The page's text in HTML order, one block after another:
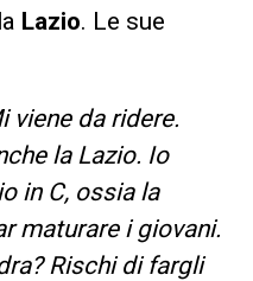
Lazio. Le sue
viene da ridere.
la Lazio. Io
in C, ossia la
maturare i giovani.
Rischi di fargli